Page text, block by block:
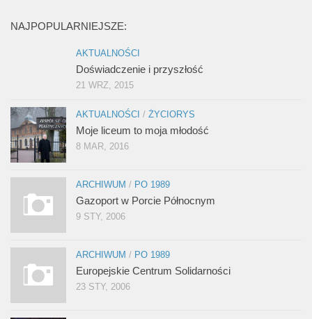
NAJPOPULARNIEJSZE:
AKTUALNOŚCI
Doświadczenie i przyszłość
21 WRZ, 2015
AKTUALNOŚCI / ŻYCIORYS
Moje liceum to moja młodość
8 MAR, 2016
ARCHIWUM / PO 1989
Gazoport w Porcie Północnym
9 STY, 2006
ARCHIWUM / PO 1989
Europejskie Centrum Solidarności
23 STY, 2006